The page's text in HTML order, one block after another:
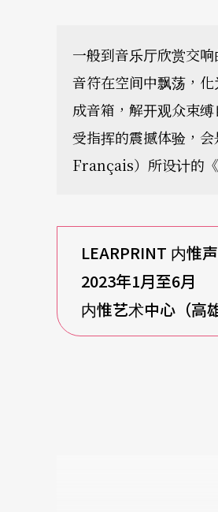
一般到音乐厅欣赏交
音符在空间中飘荡，
成音箱，解开观众束
受指挥的震撼体验，
Français）所设计的
LEARPRINT 内惟
2023年1月至6月
内惟艺术中心（高